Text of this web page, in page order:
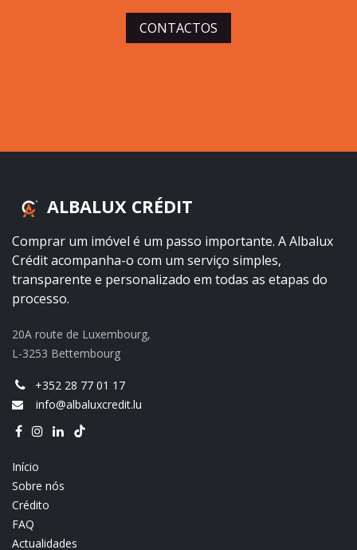
CONTACTOS
ALBALUX CRÉDIT
Comprar um imóvel é um passo importante. A Albalux
Crédit acompanha-o com um serviço simples,
transparente e personalizado em todas as etapas do
processo.
20A route de Luxembourg,
L-3253 Bettembourg
+352 28 77 01 17
info@albaluxcredit.lu
Início
Sobre nós
Crédito
FAQ
Actualidades